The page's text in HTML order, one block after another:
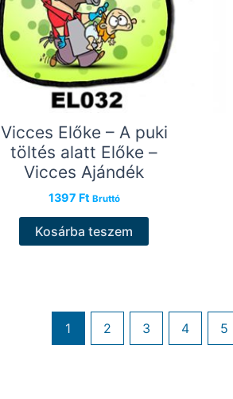
Vicces Előke – A puki
töltés alatt Előke –
Vicces Ajándék
1397 Ft Bruttó
Kosárba teszem
1 2 3 4 5